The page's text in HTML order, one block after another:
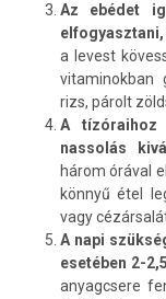
Az ebédet
elfogyasztani,
a levest
vitaminokban
rizs, párolt
A
nassolás
három órával
könnyű étel
vagy
A napi
esetében 2-
anyagcsere